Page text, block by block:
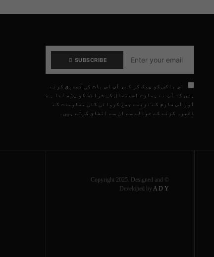
SUBSCRIBE
اس باکس کو چیک کر کے، آپ اس بات کی تصدیق کرتے
ہیں کہ آپ نے ہمارے استعمال کی شرائط کو پڑھ لیا ہے
اور اس فارم کے ذریعے جمع کروائی گئی معلومات کے
ذخیرہ کرنے کے حوالے سے ان سے اتفاق کرتے ہیں۔
© Copyright 2025. Designed and
Developed byA D Y